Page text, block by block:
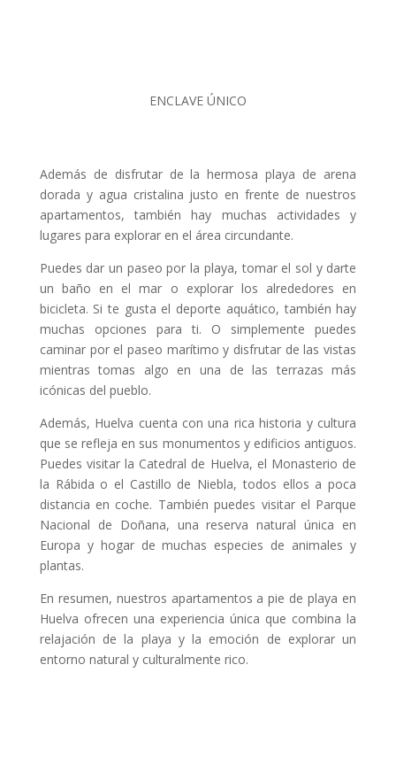
ENCLAVE ÚNICO
Además de disfrutar de la hermosa playa de arena
dorada y agua cristalina justo en frente de nuestros
apartamentos, también hay muchas actividades y
lugares para explorar en el área circundante.
Puedes dar un paseo por la playa, tomar el sol y darte
un baño en el mar o explorar los alrededores en
bicicleta. Si te gusta el deporte aquático, también hay
muchas opciones para ti. O simplemente puedes
caminar por el paseo marítimo y disfrutar de las vistas
mientras tomas algo en una de las terrazas más
icónicas del pueblo.
Además, Huelva cuenta con una rica historia y cultura
que se refleja en sus monumentos y edificios antiguos.
Puedes visitar la Catedral de Huelva, el Monasterio de
la Rábida o el Castillo de Niebla, todos ellos a poca
distancia en coche. También puedes visitar el Parque
Nacional de Doñana, una reserva natural única en
Europa y hogar de muchas especies de animales y
plantas.
En resumen, nuestros apartamentos a pie de playa en
Huelva ofrecen una experiencia única que combina la
relajación de la playa y la emoción de explorar un
entorno natural y culturalmente rico.